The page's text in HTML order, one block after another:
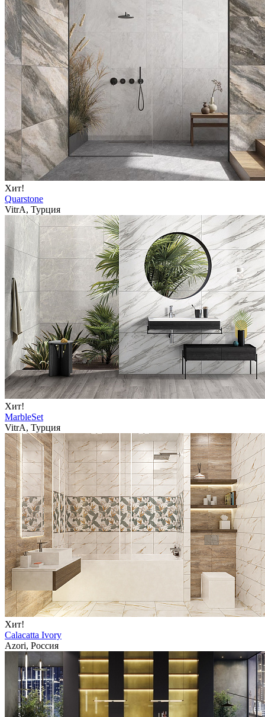
Хит!
Quarstone
VitrA, Турция
Хит!
MarbleSet
VitrA, Турция
Хит!
Calacatta Ivory
Azori, Россия